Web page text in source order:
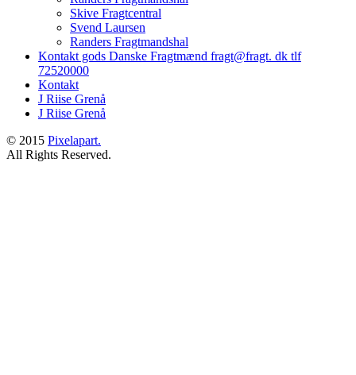
Skive Fragtcentral
Svend Laursen
Randers Fragtmandshal
Kontakt gods Danske Fragtmænd fragt@fragt. dk tlf
72520000
Kontakt
J Riise Grenå
J Riise Grenå
© 2015 Pixelapart.
All Rights Reserved.